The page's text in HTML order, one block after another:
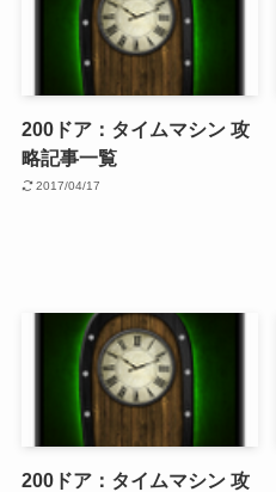
200ドア：タイムマシン 攻
略記事一覧
2017/04/17
200ドア：タイムマシン 攻